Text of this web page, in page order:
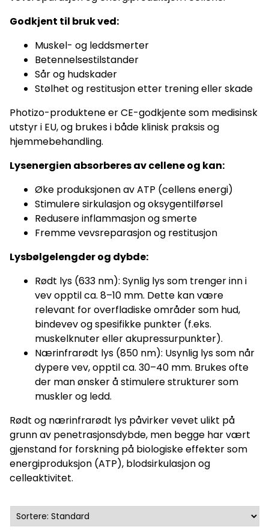
Godkjent til bruk ved:
Muskel- og leddsmerter
Betennelsestilstander
Sår og hudskader
Stølhet og restitusjon etter trening eller skade
Photizo-produktene er CE-godkjente som medisinsk
utstyr i EU, og brukes i både klinisk praksis og
hjemmebehandling.
Lysenergien absorberes av cellene og kan:
Øke produksjonen av ATP (cellens energi)
Stimulere sirkulasjon og oksygentilførsel
Redusere inflammasjon og smerte
Fremme vevsreparasjon og restitusjon
Lysbølgelengder og dybde:
Rødt lys (633 nm): Synlig lys som trenger inn i
vev opptil ca. 8–10 mm. Dette kan være
relevant for overfladiske områder som hud,
bindevev og spesifikke punkter (f.eks.
muskelknuter eller akupressurpunkter).
Nærinfrarødt lys (850 nm): Usynlig lys som når
dypere vev, opptil ca. 30–40 mm. Brukes ofte
der man ønsker å stimulere strukturer som
muskler og ledd.
Rødt og nærinfrarødt lys påvirker vevet ulikt på
grunn av penetrasjonsdybde, men begge har vært
gjenstand for forskning på biologiske effekter som
energiproduksjon (ATP), blodsirkulasjon og
celleaktivitet.